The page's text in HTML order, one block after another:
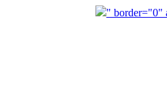
" border="0"